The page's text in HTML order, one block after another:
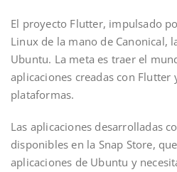
El proyecto Flutter, impulsado
Linux de la mano de Canonical,
Ubuntu. La meta es traer el
aplicaciones creadas con Flutter
plataformas.
Las aplicaciones desarrolladas
disponibles en la Snap Store,
aplicaciones de Ubuntu y